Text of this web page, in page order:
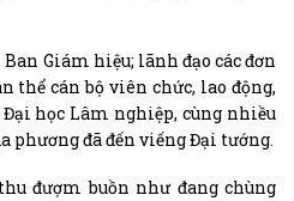
Giám hiệu; lãnh đạo các đơn
thể cán bộ viên chức, lao động,
học Lâm nghiệp, cùng nhiều
phương đã đến viếng Đại tướng.
đượm buồn như đang chùng